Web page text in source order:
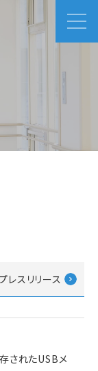
レスリリース
されたUSBメ